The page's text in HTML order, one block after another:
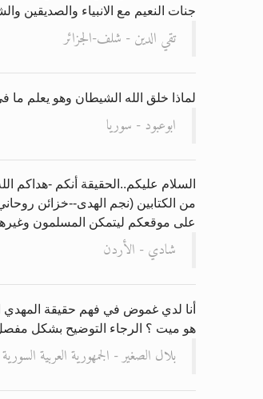
جنات النعيم مع الانبياء والصديقين
تقي الدين - شلف-الجزائر
لماذا خلق الله الشيطان وهو يعلم
ابوعبود - سوريا
السلام عليكم..الحقيقة أنكم -هداكم
من الكتابين (نجم الهدى--خزائن
على موقعكم ليتمكن المسلمون
شادي - الأردن
أنا لدي غموض في فهم حقيقة
هو ميت ؟ الرجاء التوضيح بشكل
بلال الصغير - الجمهورية العربية السورية